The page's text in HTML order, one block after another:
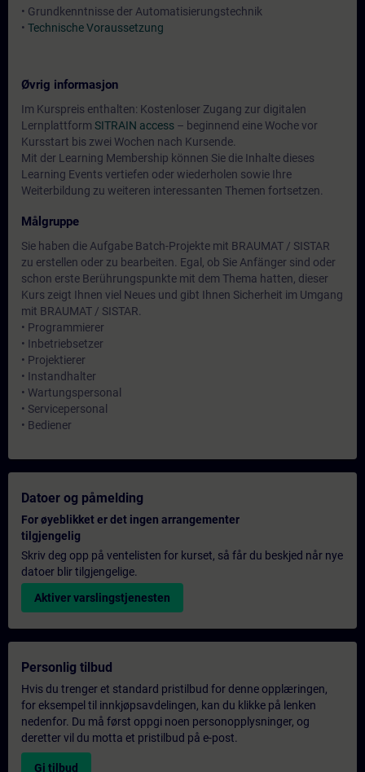
• Grundkenntnisse der Automatisierungstechnik
• Technische Voraussetzung
Øvrig informasjon
Im Kurspreis enthalten: Kostenloser Zugang zur digitalen
Lernplattform SITRAIN access – beginnend eine Woche vor
Kursstart bis zwei Wochen nach Kursende.
Mit der Learning Membership können Sie die Inhalte dieses
Learning Events vertiefen oder wiederholen sowie Ihre
Weiterbildung zu weiteren interessanten Themen fortsetzen.
Målgruppe
Sie haben die Aufgabe Batch-Projekte mit BRAUMAT / SISTAR
zu erstellen oder zu bearbeiten. Egal, ob Sie Anfänger sind oder
schon erste Berührungspunkte mit dem Thema hatten, dieser
Kurs zeigt Ihnen viel Neues und gibt Ihnen Sicherheit im Umgang
mit BRAUMAT / SISTAR.
• Programmierer
• Inbetriebsetzer
• Projektierer
• Instandhalter
• Wartungspersonal
• Servicepersonal
• Bediener
Datoer og påmelding
For øyeblikket er det ingen arrangementer
tilgjengelig
Skriv deg opp på ventelisten for kurset, så får du beskjed når nye
datoer blir tilgjengelige.
Aktiver varslingstjenesten
Personlig tilbud
Hvis du trenger et standard pristilbud for denne opplæringen,
for eksempel til innkjøpsavdelingen, kan du klikke på lenken
nedenfor. Du må først oppgi noen personopplysninger, og
deretter vil du motta et pristilbud på e-post.
Gi tilbud